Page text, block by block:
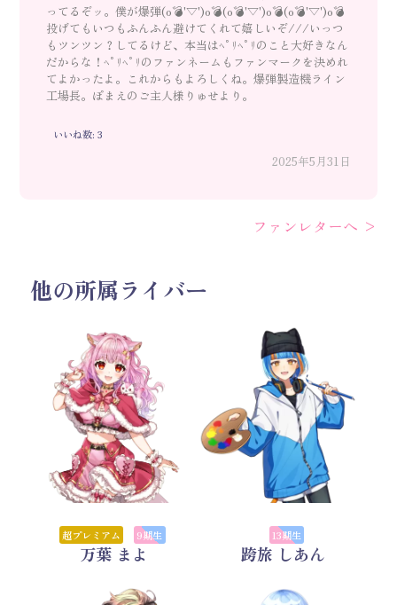
ってるぞッ。僕が爆弾(o💣'▽')o💣(o💣'▽')o💣(o💣'▽')o💣
投げてもいつもふんふん避けてくれて嬉しいぞ///いっつ
もツンツン？してるけど、本当はﾍﾟﾘﾍﾟﾘのこと大好きなん
だからな！ﾍﾟﾘﾍﾟﾘのファンネームもファンマークを決めれ
てよかったよ。これからもよろしくね。爆弾製造機ライン
工場長。ぽまえのご主人様りゅせより。
いいね数: 3
2025年5月31日
ファンレターへ >
他の所属ライバー
超プレミアム 9期生
万葉 まよ
13期生
跨旅 しあん